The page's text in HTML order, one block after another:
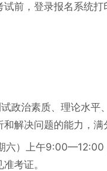
前，登录报名系统
政治素质、理论水平
解决问题的能力，满
六）上午9:00—12:00
考证。